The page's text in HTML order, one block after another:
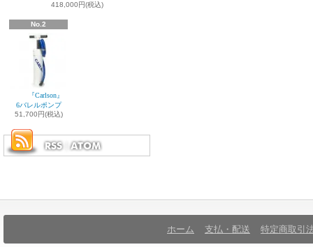
418,000円(税込)
No.2
『Carlson』
6バレルポンプ
51,700円(税込)
ホーム 支払・配送 特定商取引